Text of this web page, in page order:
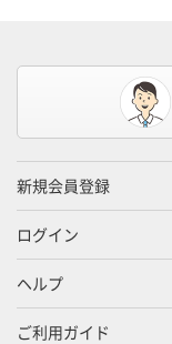
新規会員登録
ログイン
ヘルプ
ご利用ガイド